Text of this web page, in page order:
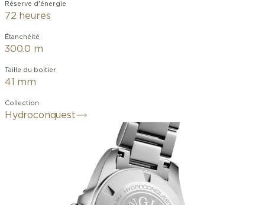
Réserve d'énergie
72 heures
Étanchéité
300.0 m
Taille du boitier
41 mm
Collection
Hydroconquest